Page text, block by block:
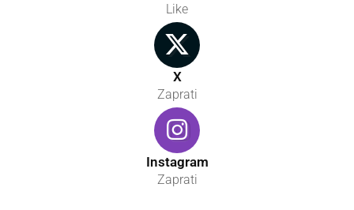
Like
X
Zaprati
Instagram
Zaprati